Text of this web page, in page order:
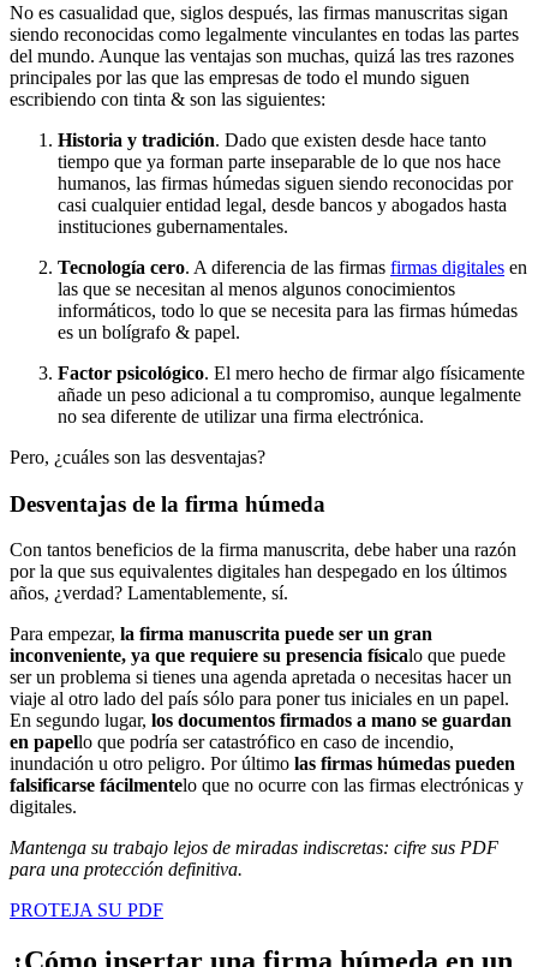
No es casualidad que, siglos después, las firmas manuscritas sigan
siendo reconocidas como legalmente vinculantes en todas las partes
del mundo. Aunque las ventajas son muchas, quizá las tres razones
principales por las que las empresas de todo el mundo siguen
escribiendo con tinta & son las siguientes:
Historia y tradición. Dado que existen desde hace tanto
tiempo que ya forman parte inseparable de lo que nos hace
humanos, las firmas húmedas siguen siendo reconocidas por
casi cualquier entidad legal, desde bancos y abogados hasta
instituciones gubernamentales.
Tecnología cero. A diferencia de las firmas firmas digitales en
las que se necesitan al menos algunos conocimientos
informáticos, todo lo que se necesita para las firmas húmedas
es un bolígrafo & papel.
Factor psicológico. El mero hecho de firmar algo físicamente
añade un peso adicional a tu compromiso, aunque legalmente
no sea diferente de utilizar una firma electrónica.
Pero, ¿cuáles son las desventajas?
Desventajas de la firma húmeda
Con tantos beneficios de la firma manuscrita, debe haber una razón
por la que sus equivalentes digitales han despegado en los últimos
años, ¿verdad? Lamentablemente, sí.
Para empezar, la firma manuscrita puede ser un gran
inconveniente, ya que requiere su presencia físicalo que puede
ser un problema si tienes una agenda apretada o necesitas hacer un
viaje al otro lado del país sólo para poner tus iniciales en un papel.
En segundo lugar, los documentos firmados a mano se guardan
en papello que podría ser catastrófico en caso de incendio,
inundación u otro peligro. Por último las firmas húmedas pueden
falsificarse fácilmentelo que no ocurre con las firmas electrónicas y
digitales.
Mantenga su trabajo lejos de miradas indiscretas: cifre sus PDF
para una protección definitiva.
PROTEJA SU PDF